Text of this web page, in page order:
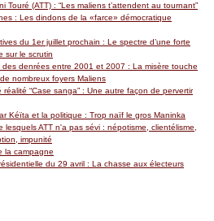
Touré (ATT) : “Les maliens t’attendent au tournant”
: Les dindons de la «farce» démocratique
du 1er juillet prochain : Le spectre d’une forte
sur le scrutin
des denrées entre 2001 et 2007 : La misère touche
nombreux foyers Maliens
réalité “Case sanga” : Une autre façon de pervertir
Kéïta et la politique : Trop naïf le gros Maninka
lesquels ATT n'a pas sévi : népotisme, clientélisme,
impunité
la campagne
du 29 avril : La chasse aux électeurs